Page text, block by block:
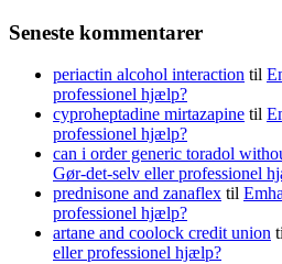
Seneste kommentarer
periactin alcohol interaction til
professionel hjælp?
cyproheptadine mirtazapine til
professionel hjælp?
can i order generic toradol
Gør-det-selv eller professionel
prednisone and zanaflex til
professionel hjælp?
artane and coolock credit union
eller professionel hjælp?